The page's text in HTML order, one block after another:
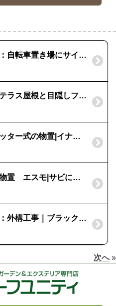
奈良県上牧町：自転車置き場にサイクルポート｜排水工事
大和高田市：テラス屋根と目隠しフェンスで快適なお庭
桜井市：シャッター式の物置|イナバ「ドマール」
斑鳩町：ヨド物置 エスモ|サビに強いガリバリウム鋼板
京都府八幡市：外構工事｜ブラックポリカ
次へ»